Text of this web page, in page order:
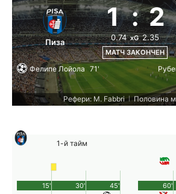
Пиза
1 : 2
0.74 xG 2.35
МАТЧ ЗАКОНЧЕН
Фелипе Лойола 71'
Рефери: M. Fabbri | Половина
1-й тайм
45'
15' 30' 60'